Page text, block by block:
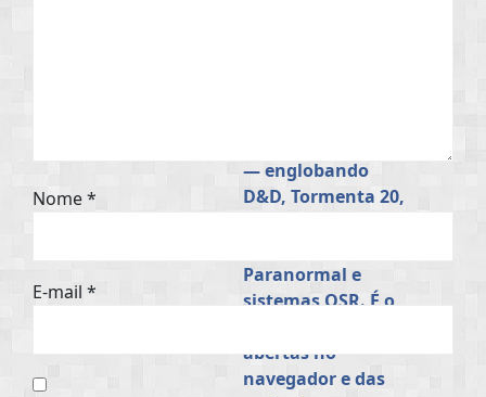
Nome*
E-mail *